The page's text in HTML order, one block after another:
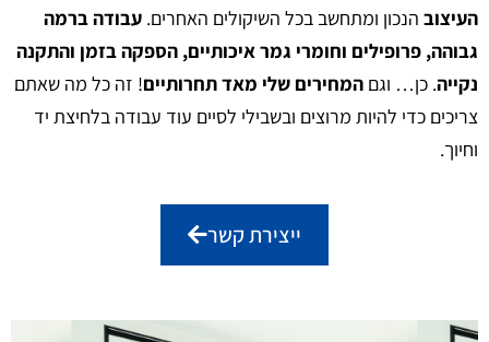
העיצוב הנכון ומתחשב בכל השיקולים האחרים. עבודה ברמה
גבוהה, פרופילים וחומרי גמר איכותיים, הספקה בזמן והתקנה
נקייה. כן… וגם המחירים שלי מאד תחרותיים! זה כל מה שאתם
צריכים כדי להיות מרוצים ובשבילי לסיים עוד עבודה בלחיצת יד
וחיוך.
ייצירת קשר